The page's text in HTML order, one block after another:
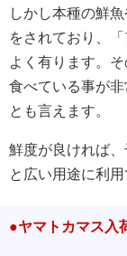
しかし本種の鮮
をされており、
よく有ります。
食べている事が
とも言えます。
鮮度が良ければ
と広い用途に利用
●ヤマトカマス入